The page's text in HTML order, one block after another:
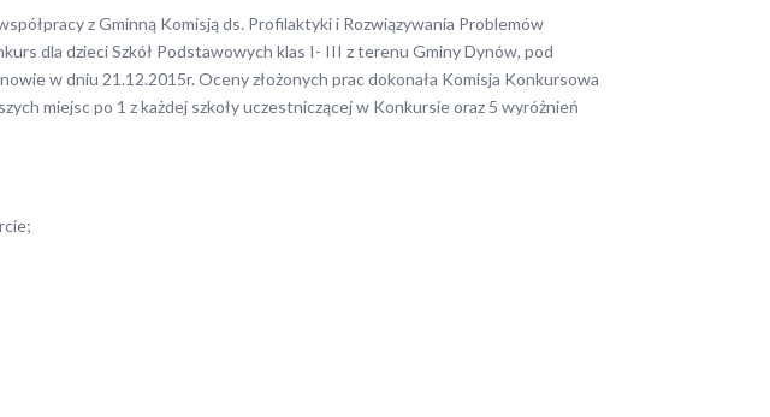
z Gminną Komisją ds. Profilaktyki i Rozwiązywania Problemów
dla dzieci Szkół Podstawowych klas I- III z terenu Gminy Dynów, pod
w dniu 21.12.2015r. Oceny złożonych prac dokonała Komisja Konkursowa
miejsc po 1 z każdej szkoły uczestniczącej w Konkursie oraz 5 wyróżnień